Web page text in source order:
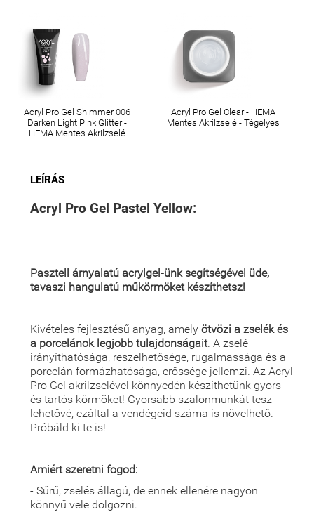
Acryl Pro Gel Shimmer 006
Darken Light Pink Glitter -
HEMA Mentes Akrilzselé
Acryl Pro Gel Clear - HEMA
Mentes Akrilzselé - Tégelyes
LEÍRÁS
Acryl Pro Gel Pastel Yellow:
Pasztell árnyalatú acrylgel-ünksegítségével üde,
tavaszi hangulatú műkörmöket készíthetsz!
Kivételes fejlesztésű anyag, amely ötvözi a zselék és
a porcelánok legjobb tulajdonságait. A zselé
irányíthatósága, reszelhetősége, rugalmassága és a
porcelán formázhatósága, erőssége jellemzi. Az Acryl
Pro Gel akrilzselével könnyedén készíthetünk gyors
és tartós körmöket! Gyorsabb szalonmunkát tesz
lehetővé, ezáltal a vendégeid száma is növelhető.
Próbáld ki te is!
Amiért szeretni fogod:
- Sűrű, zselés állagú, de ennek ellenére nagyon
könnyű vele dolgozni.